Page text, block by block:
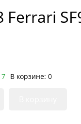
В корзине: 0